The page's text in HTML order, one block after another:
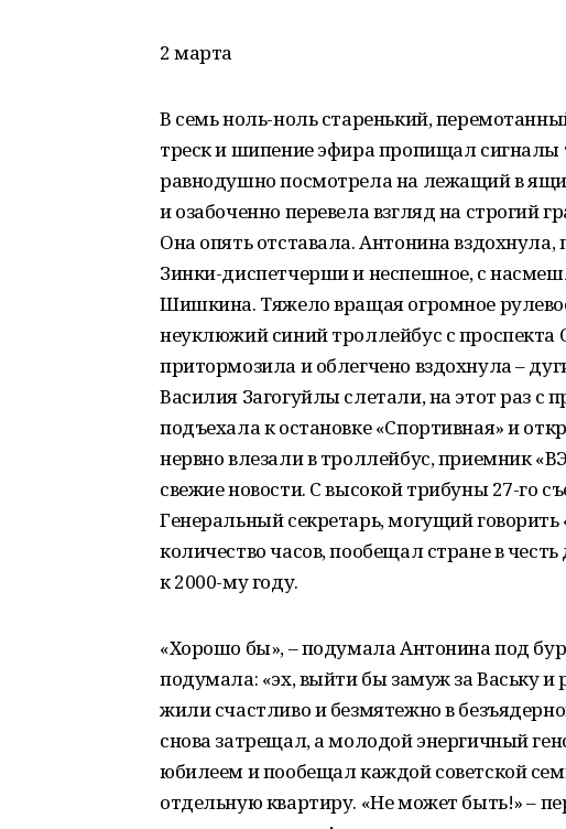
2 марта
В семь ноль-ноль старенький,
треск и шипение эфира пропищал сигналы
равнодушно посмотрела на лежащий в
и озабоченно перевела взгляд на строгий
Она опять отставала. Антонина
Зинки-диспетчерши и неспешное, с
Шишкина. Тяжело вращая огромное
неуклюжий синий троллейбус с проспекта
притормозила и облегчено вздохнула –
Василия Загогуйлы слетали, на этот раз с
подъехала к остановке «Спортивная» и
нервно влезали в троллейбус, приемник
свежие новости. С высокой трибуны 27-го
Генеральный секретарь, могущий
количество часов, пообещал стране в
к 2000-му году.
«Хорошо бы», – подумала Антонина под
подумала: «эх, выйти бы замуж за Ваську
жили счастливо и безмятежно в
снова затрещал, а молодой энергичный
юбилеем и пообещал каждой советской
отдельную квартиру. «Не может быть!» –